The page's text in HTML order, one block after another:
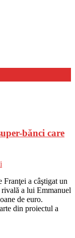
bănci care
Franţei a câştigat un
a lui Emmanuel
de euro.
din proiectul a